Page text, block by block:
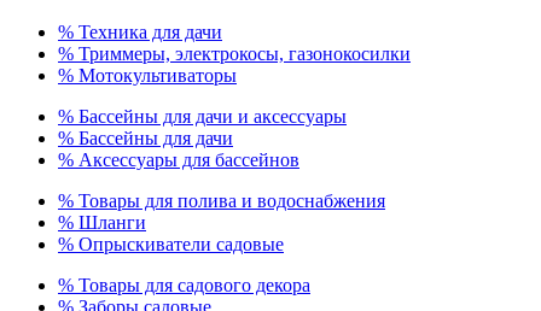
% Техника для дачи
% Триммеры, электрокосы, газонокосилки
% Мотокультиваторы
% Бассейны для дачи и аксессуары
% Бассейны для дачи
% Аксессуары для бассейнов
% Товары для полива и водоснабжения
% Шланги
% Опрыскиватели садовые
% Товары для садового декора
% Заборы садовые